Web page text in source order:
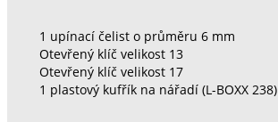
1 upínací čelist o průměru 6 mm
Otevřený klíč velikost 13
Otevřený klíč velikost 17
1 plastový kufřík na nářadí (L-BOXX 238)